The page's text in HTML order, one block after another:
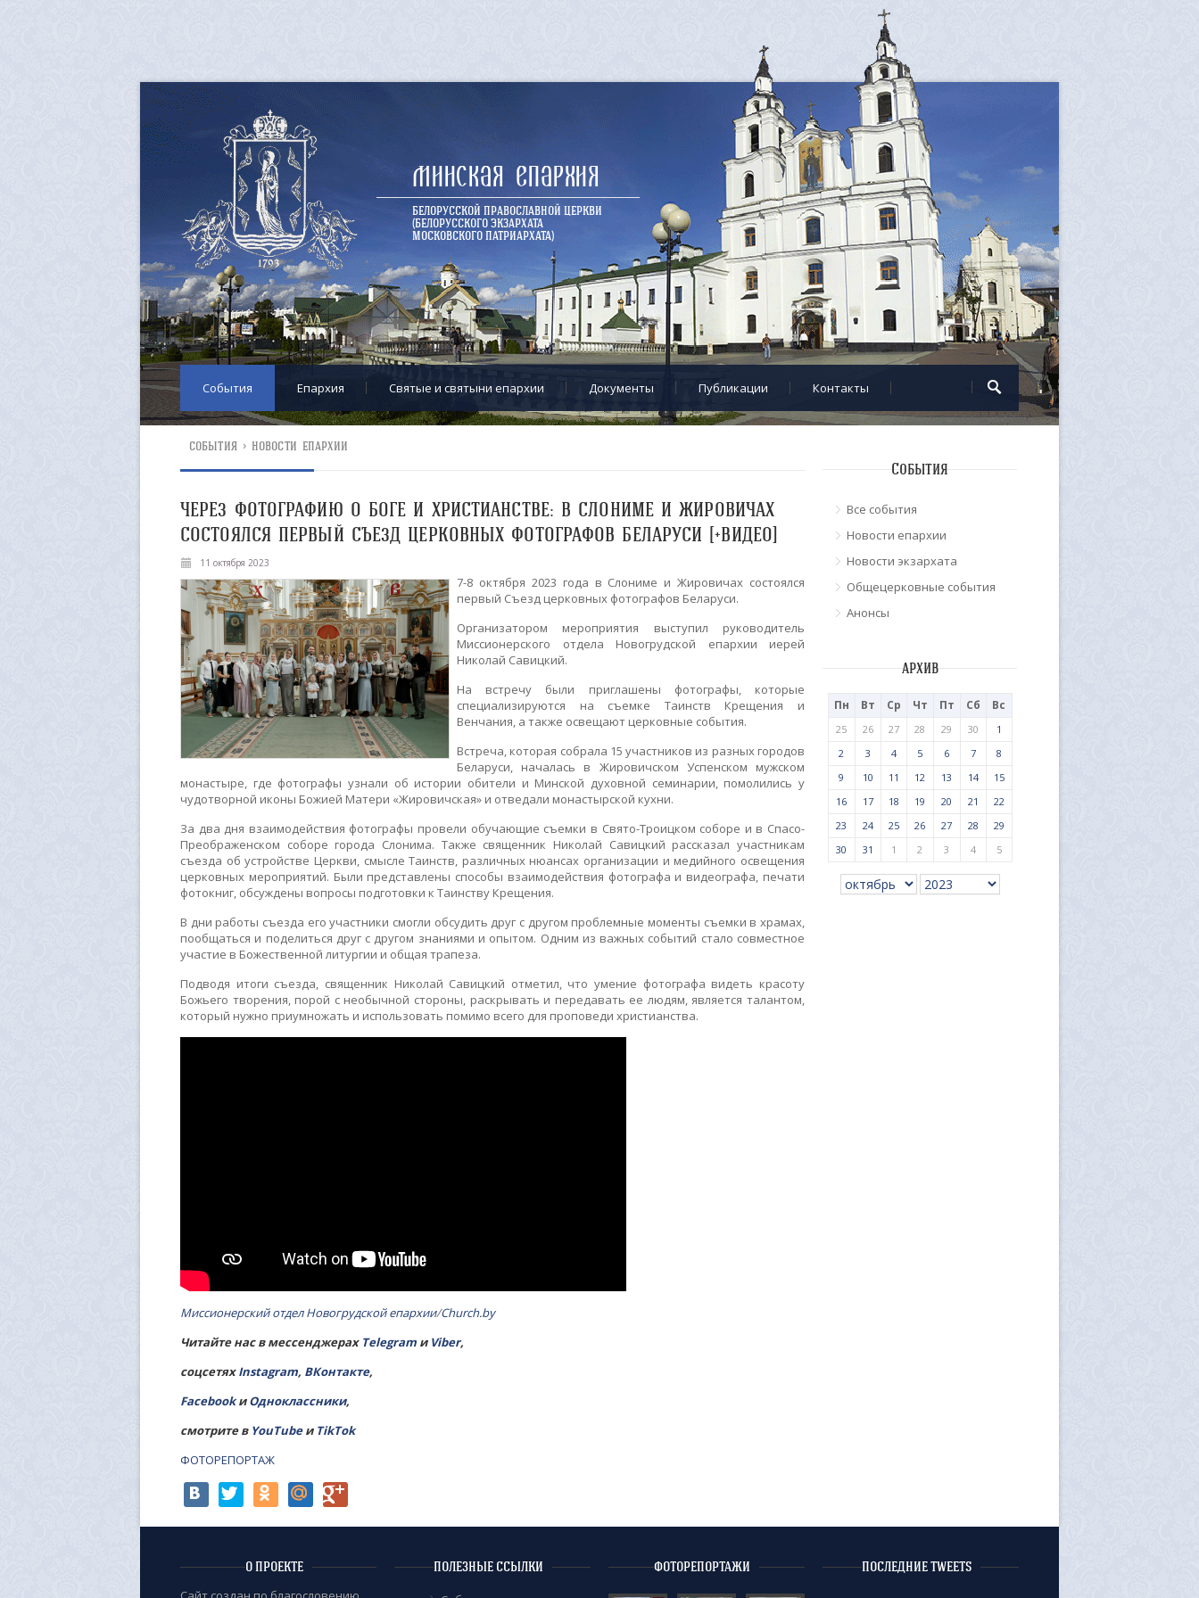
Минская епархия
БЕЛОРУССКОЙ ПРАВОСЛАВНОЙ ЦЕРКВИ
(БЕЛОРУССКОГО ЭКЗАРХАТА
МОСКОВСКОГО ПАТРИАРХАТА)
События Епархия Cвятые и святыни епархии Документы Публикации Контакты
СОБЫТИЯ>НОВОСТИ ЕПАРХИИ
ЧЕРЕЗ ФОТОГРАФИЮ О БОГЕ И ХРИСТИАНСТВЕ: В СЛОНИМЕ И ЖИРОВИЧАХ
СОСТОЯЛСЯ ПЕРВЫЙ СЪЕЗД ЦЕРКОВНЫХ ФОТОГРАФОВ БЕЛАРУСИ [+ВИДЕО]
11 октября 2023
7-8 октября 2023 года в Слониме и Жировичах состоялся
первый Съезд церковных фотографов Беларуси.
Организатором мероприятия выступил руководитель
Миссионерского отдела Новогрудской епархии иерей
Николай Савицкий.
На встречу были приглашены фотографы, которые
специализируются на съемке Таинств Крещения и
Венчания, а также освещают церковные события.
Встреча, которая собрала 15 участников из разных городов
Беларуси, началась в Жировичском Успенском мужском
монастыре, где фотографы узнали об истории обители и Минской духовной семинарии, помолились у
чудотворной иконы Божией Матери «Жировичская» и отведали монастырской кухни.
За два дня взаимодействия фотографы провели обучающие съемки в Свято-Троицком соборе и в Спасо-
Преображенском соборе города Слонима. Также священник Николай Савицкий рассказал участникам
съезда об устройстве Церкви, смысле Таинств, различных нюансах организации и медийного освещения
церковных мероприятий. Были представлены способы взаимодействия фотографа и видеографа, печати
фотокниг, обсуждены вопросы подготовки к Таинству Крещения.
В дни работы съезда его участники смогли обсудить друг с другом проблемные моменты съемки в храмах,
пообщаться и поделиться друг с другом знаниями и опытом. Одним из важных событий стало совместное
участие в Божественной литургии и общая трапеза.
Подводя итоги съезда, священник Николай Савицкий отметил, что умение фотографа видеть красоту
Божьего творения, порой с необычной стороны, раскрывать и передавать ее людям, является талантом,
который нужно приумножать и использовать помимо всего для проповеди христианства.
Миссионерский отдел Новогрудской епархии/Church.by
Читайте нас в мессенджерах Telegram и Viber,
соцсетяхInstagram, ВКонтакте,
FacebookиОдноклассники,
смотрите в YouTubeи TikTok
ФОТОРЕПОРТАЖ
События
Все события
Новости епархии
Новости экзархата
Общецерковные события
Анонсы
архив
Пн Вт Ср Чт Пт Сб Вс
25 26 27 28 29 30
1
2
3 4 5 6 7
8
9
10 11 12 13 14
15
16
17 18 19 20 21
22
23
24 25 26 27 28
29
30
31 1 2 3 4 5
О ПРОЕКТЕ ПОЛЕЗНЫЕ ССЫЛКИ ФОТОРЕПОРТАЖИ ПОСЛЕДНИЕ TWEETS